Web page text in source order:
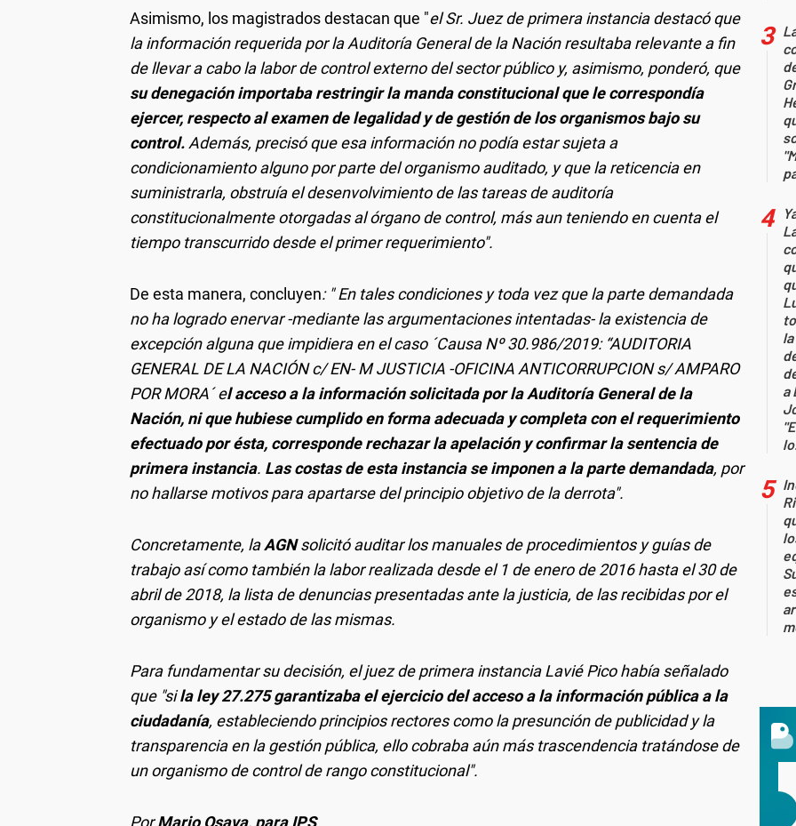
Asimismo, los magistrados destacan que "el Sr. Juez de primera instancia destacó que
la información requerida por la Auditoría General de la Nación resultaba relevante a fin
de llevar a cabo la labor de control externo del sector público y, asimismo, ponderó, que
su denegación importaba restringir la manda constitucional que le correspondía
ejercer, respecto al examen de legalidad y de gestión de los organismos bajo su
control. Además, precisó que esa información no podía estar sujeta a
condicionamiento alguno por parte del organismo auditado, y que la reticencia en
suministrarla, obstruía el desenvolvimiento de las tareas de auditoría
constitucionalmente otorgadas al órgano de control, más aun teniendo en cuenta el
tiempo transcurrido desde el primer requerimiento".
De esta manera, concluyen: " En tales condiciones y toda vez que la parte demandada
no ha logrado enervar -mediante las argumentaciones intentadas- la existencia de
excepción alguna que impidiera en el caso ´Causa Nº 30.986/2019: “AUDITORIA
GENERAL DE LA NACIÓN c/ EN- M JUSTICIA -OFICINA ANTICORRUPCION s/ AMPARO
POR MORA´ el acceso a la información solicitada por la Auditoría General de la
Nación, ni que hubiese cumplido en forma adecuada y completa con el requerimiento
efectuado por ésta, corresponde rechazar la apelación y confirmar la sentencia de
primera instancia. Las costas de esta instancia se imponen a la parte demandada, por
no hallarse motivos para apartarse del principio objetivo de la derrota".
Concretamente, laAGNsolicitó auditar los manuales de procedimientos y guías de
trabajo así como también la labor realizada desde el 1 de enero de 2016 hasta el 30 de
abril de 2018, la lista de denuncias presentadas ante la justicia, de las recibidas por el
organismo y el estado de las mismas.
Para fundamentar su decisión, el juez de primera instancia Lavié Pico había señalado
que "sila ley 27.275 garantizaba el ejercicio del acceso a la información pública a la
ciudadanía, estableciendo principios rectores como la presunción de publicidad y la
transparencia en la gestión pública, ello cobraba aún más trascendencia tratándose de
un organismo de control de rango constitucional".
PorMario Osava, para IPS
la
a